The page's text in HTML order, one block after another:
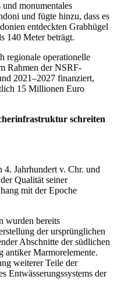
monumentales
und fügte hinzu, dass es
entdeckten Grabhügel
140 Meter beträgt.
regionale operationelle
Rahmen der NSRF-
2021–2027 finanziert,
15 Millionen Euro
schreiten
4. Jahrhundert v. Chr. und
Qualität seiner
mit der Epoche
wurden bereits
der ursprünglichen
Abschnitte der südlichen
antiker Marmorelemente.
weiterer Teile der
Entwässerungssystems der